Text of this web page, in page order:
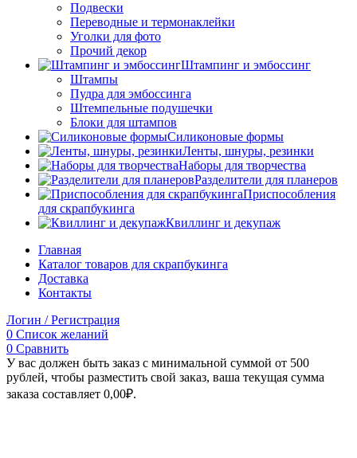
Подвески
Переводные и термонаклейки
Уголки для фото
Прочий декор
Штампинг и эмбоссинг
Штампы
Пудра для эмбоссинга
Штемпельные подушечки
Блоки для штампов
Силиконовые формы
Ленты, шнуры, резинки
Наборы для творчества
Разделители для планеров
Приспособления
для скрапбукинга
Квиллинг и декупаж
Главная
Каталог товаров для скрапбукинга
Доставка
Контакты
Логин / Регистрация
0 Список желаний
0 Сравнить
У вас должен быть заказ с минимальной суммой от 500
рублей, чтобы разместить свой заказ, ваша текущая сумма
заказа составляет 0,00₽.